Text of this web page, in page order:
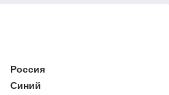
Россия
Синий